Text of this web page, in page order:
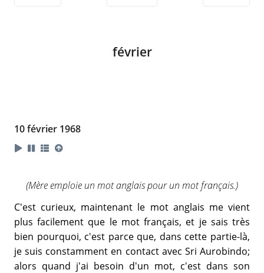
février
10 février 1968
(Mère emploie un mot anglais pour un mot français.)
C'est curieux, maintenant le mot anglais me vient
plus facilement que le mot français, et je sais très
bien pourquoi, c'est parce que, dans cette partie-là,
je suis constamment en contact avec Sri Aurobindo;
alors quand j'ai besoin d'un mot, c'est dans son